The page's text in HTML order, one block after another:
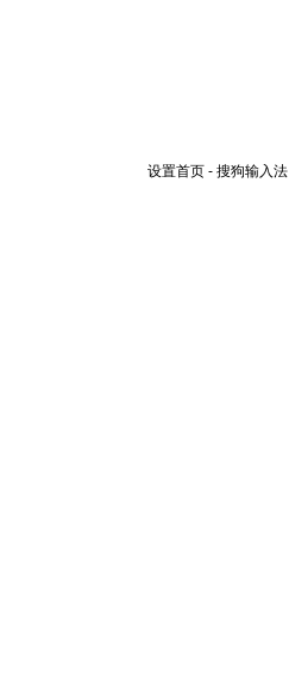
设置首页 - 搜狗输入法